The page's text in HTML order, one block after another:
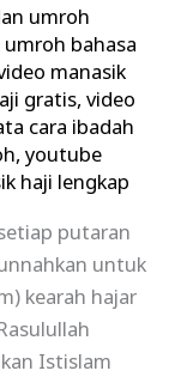
umroh
bahasa
manasik
gratis,video
cara ibadah
,youtube
haji lengkap
putaran
untuk
kearah hajar
Istislam